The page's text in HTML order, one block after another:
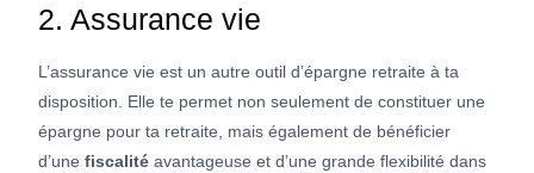
2. Assurance vie
L’assurance vie est un autre outil d’épargne retraite à ta
disposition. Elle te permet non seulement de constituer une
épargne pour ta retraite, mais également de bénéficier
d’une fiscalité avantageuse et d’une grande flexibilité dans